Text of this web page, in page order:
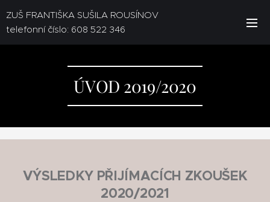
ZUŠ FRANTIŠKA SUŠILA ROUSÍNOV
telefonní číslo: 608 522 346
ÚVOD 2019/2020
VÝSLEDKY PŘIJÍMACÍCH ZKOUŠEK
2020/2021